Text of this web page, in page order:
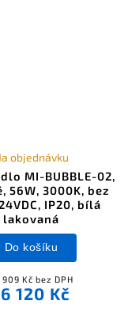
MI-BUBBLE-02,
56W, 3000K, bez
IP20, bílá
lakovaná
objednávku
909 Kč bez DPH
120 Kč
Do košíku